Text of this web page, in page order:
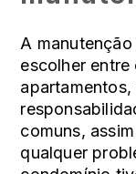
A
escolher
comuns,
qualquer